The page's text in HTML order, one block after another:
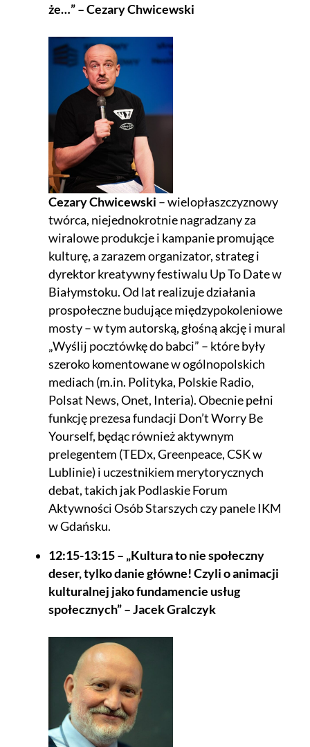
że…” – Cezary Chwicewski
Cezary Chwicewski – wielopłaszczyznowy
twórca, niejednokrotnie nagradzany za
wiralowe produkcje i kampanie promujące
kulturę, a zarazem organizator, strateg i
dyrektor kreatywny festiwalu Up To Date w
Białymstoku. Od lat realizuje działania
prospołeczne budujące międzypokoleniowe
mosty – w tym autorską, głośną akcję i mural
„Wyślij pocztówkę do babci” – które były
szeroko komentowane w ogólnopolskich
mediach (m.in. Polityka, Polskie Radio,
Polsat News, Onet, Interia). Obecnie pełni
funkcję prezesa fundacji Don’t Worry Be
Yourself, będąc również aktywnym
prelegentem (TEDx, Greenpeace, CSK w
Lublinie) i uczestnikiem merytorycznych
debat, takich jak Podlaskie Forum
Aktywności Osób Starszych czy panele IKM
w Gdańsku.
12:15-13:15 – „Kultura to nie społeczny
deser, tylko danie główne! Czyli o animacji
kulturalnej jako fundamencie usług
społecznych” – Jacek Gralczyk